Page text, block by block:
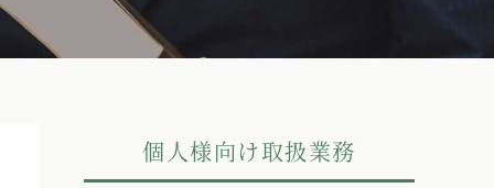
個人様向け取扱業務